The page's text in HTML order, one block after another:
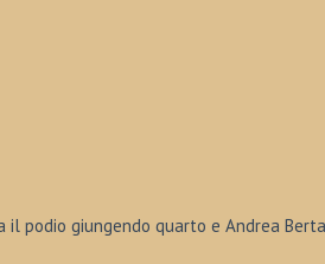
podio giungendo quarto e Andrea